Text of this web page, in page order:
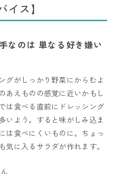
イス】
なのは 単なる好き嫌い
グがしっかり野菜にからむよ
あえものの感覚に近いかもし
は食べる直前にドレッシング
いよう。すると味がしみ込ま
は食べにくいものに。ちょっ
気に入るサラダが作れます。